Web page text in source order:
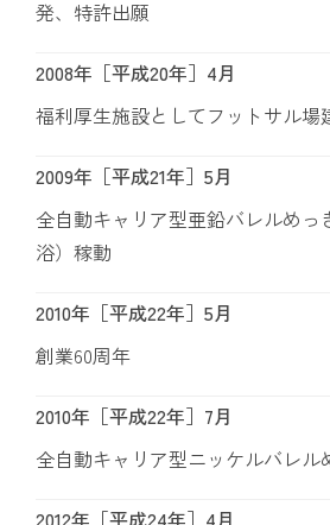
発、特許出願
2008年［平成20年］4月
福利厚生施設としてフットサル場
2009年［平成21年］5月
全自動キャリア型亜鉛バレルめっ
浴）稼動
2010年［平成22年］5月
創業60周年
2010年［平成22年］7月
全自動キャリア型ニッケルバレル